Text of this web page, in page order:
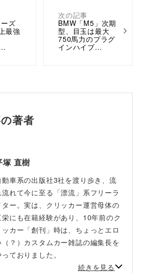
ズ
最強
次の記事
BMW「M5」次期
型、目玉は最大
750馬力のプラグ
インハイブ…
著者
塚 直樹
動車系の出版社3社を渡り歩き、流
流れて今に至る「漂流」系フリーラ
ター。実は、クリッカー運営母体の
栄にも在籍経験があり、10年前のク
ッカー「創刊」時は、ちょっとエロ
（？）カスタムカー雑誌の編集長を
ておりました。
続きを見る